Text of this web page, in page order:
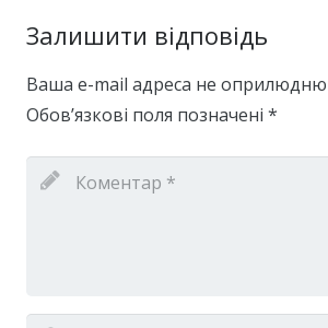
Залишити відповідь
Ваша e-mail адреса не
Обов’язкові поля позначені *